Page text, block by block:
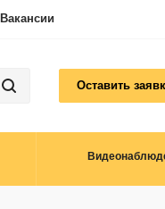
Вакансии
Оставить